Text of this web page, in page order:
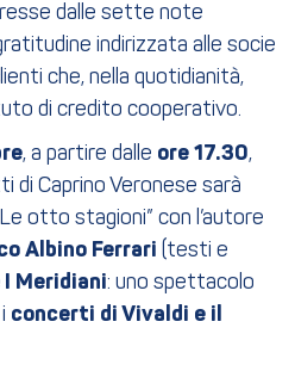
dalle sette note
indirizzata alle socie
che, nella quotidianità,
di credito cooperativo.
, a partire dalle ore 17.30,
di Caprino Veronese sarà
otto stagioni” con l’autore
Albino Ferrari (testi e
I Meridiani: uno spettacolo
concerti di Vivaldi e il